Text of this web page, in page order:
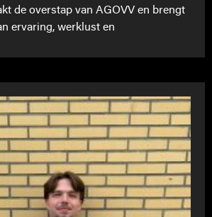
de overstap van AGOVV en brengt
ervaring, werklust en